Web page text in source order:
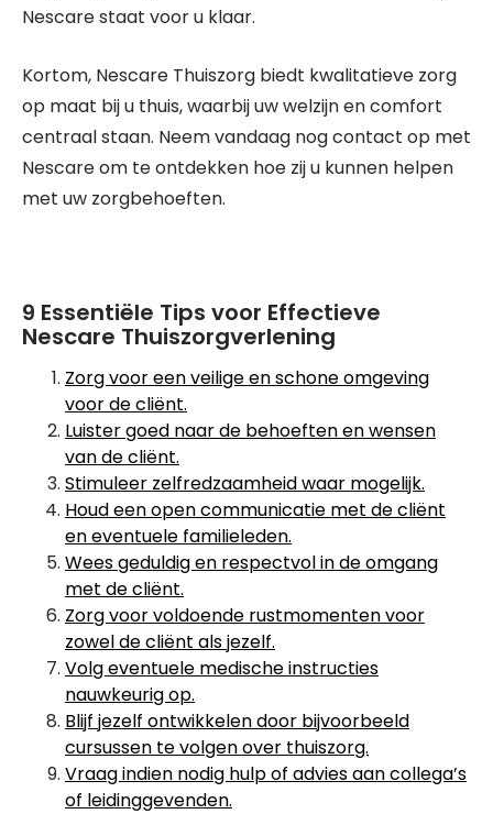
Nescare staat voor u klaar.
Kortom, Nescare Thuiszorg biedt kwalitatieve zorg
op maat bij u thuis, waarbij uw welzijn en comfort
centraal staan. Neem vandaag nog contact op met
Nescare om te ontdekken hoe zij u kunnen helpen
met uw zorgbehoeften.
9 Essentiële Tips voor Effectieve
Nescare Thuiszorgverlening
Zorg voor een veilige en schone omgeving
voor de cliënt.
Luister goed naar de behoeften en wensen
van de cliënt.
Stimuleer zelfredzaamheid waar mogelijk.
Houd een open communicatie met de cliënt
en eventuele familieleden.
Wees geduldig en respectvol in de omgang
met de cliënt.
Zorg voor voldoende rustmomenten voor
zowel de cliënt als jezelf.
Volg eventuele medische instructies
nauwkeurig op.
Blijf jezelf ontwikkelen door bijvoorbeeld
cursussen te volgen over thuiszorg.
Vraag indien nodig hulp of advies aan collega’s
of leidinggevenden.